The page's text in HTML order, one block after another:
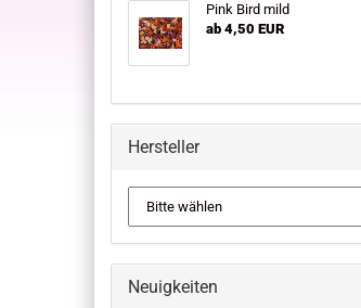
Pink Bird mild
ab 4,50 EUR
Hersteller
Neuigkeiten